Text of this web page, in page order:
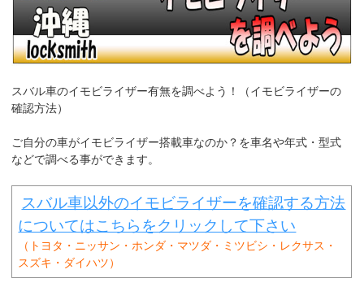
スバル車のイモビライザー有無を調べよう！（イモビライザーの
確認方法）
ご自分の車がイモビライザー搭載車なのか？を車名や年式・型式
などで調べる事ができます。
スバル車以外のイモビライザーを確認する方法
についてはこちらをクリックして下さい
（トヨタ・ニッサン・ホンダ・マツダ・ミツビシ・レクサス・
スズキ・ダイハツ）